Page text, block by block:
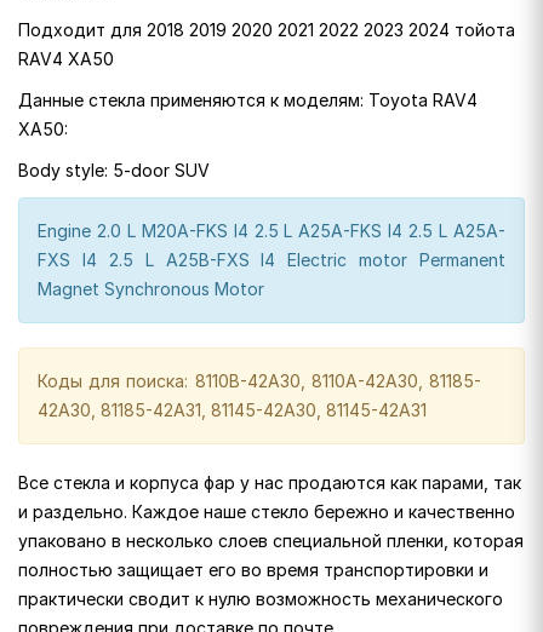
Подходит для 2018 2019 2020 2021 2022 2023 2024 тойота
RAV4 XA50
Данные стекла применяются к моделям: Toyota RAV4
XA50:
Body style: 5-door SUV
Engine 2.0 L M20A-FKS I4 2.5 L A25A-FKS I4 2.5 L A25A-
FXS I4 2.5 L A25B-FXS I4 Electric motor Permanent
Magnet Synchronous Motor
Коды для поиска: 8110B-42A30, 8110A-42A30, 81185-
42A30, 81185-42A31, 81145-42A30, 81145-42A31
Все стекла и корпуса фар у нас продаются как парами, так
и раздельно. Каждое наше стекло бережно и качественно
упаковано в несколько слоев специальной пленки, которая
полностью защищает его во время транспортировки и
практически сводит к нулю возможность механического
повреждения при доставке по почте.